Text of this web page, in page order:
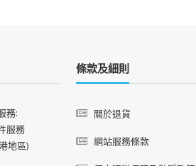
務:
服務
地區)
條款及細則
關於退貨
網站服務條款